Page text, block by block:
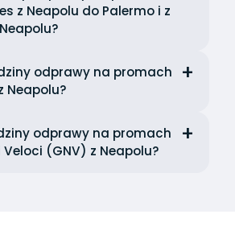
z Neapolu do Palermo i z
odprawy na promach
Neapolu?
odprawy na promach
(GNV) z Neapolu?